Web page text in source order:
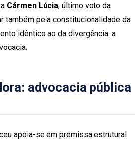
Cármen Lúcia, último voto da
também pela constitucionalidade da
idêntico ao da divergência: a
advocacia pública
apoia-se em premissa estrutural